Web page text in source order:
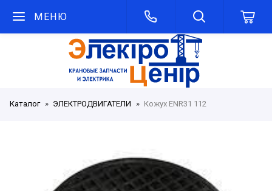
МЕНЮ
Каталог ЭЛЕКТРОДВИГАТЕЛИ Кожух ENR31 112